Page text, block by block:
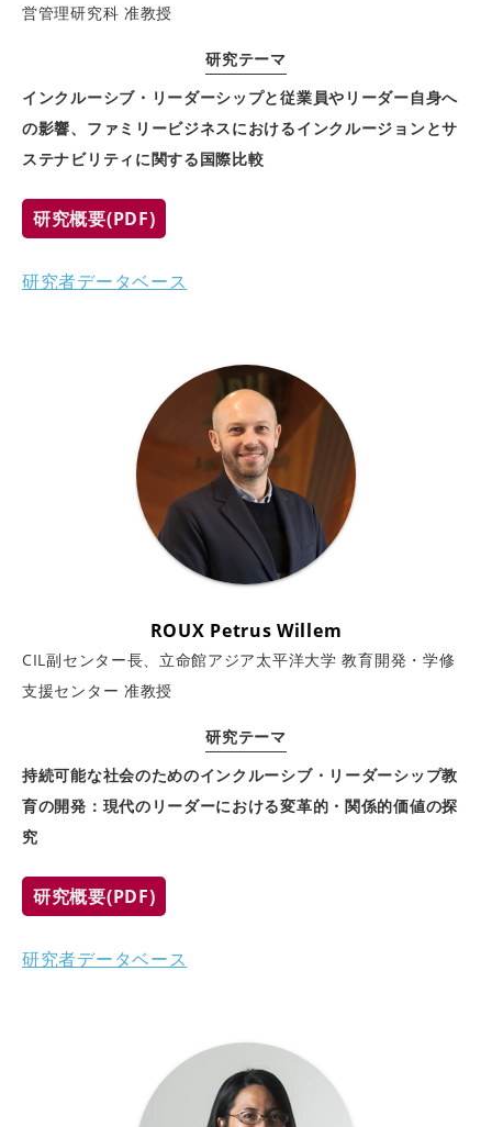
営管理研究科 准教授
研究テーマ
インクルーシブ・リーダーシップと従業員やリーダー自身へ
の影響、ファミリービジネスにおけるインクルージョンとサ
ステナビリティに関する国際比較
研究概要(PDF)
研究者データベース
ROUX Petrus Willem
CIL副センター長、立命館アジア太平洋大学 教育開発・学修
支援センター 准教授
研究テーマ
持続可能な社会のためのインクルーシブ・リーダーシップ教
育の開発：現代のリーダーにおける変革的・関係的価値の探
究
研究概要(PDF)
研究者データベース